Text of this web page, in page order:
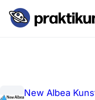
New Albea